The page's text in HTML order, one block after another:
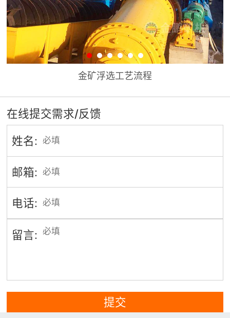
金矿浮选工艺流程
在线提交需求/反馈
姓名:
邮箱:
电话:
留言:
提交